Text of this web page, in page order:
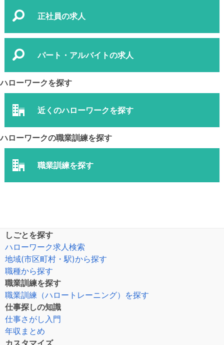
正社員の求人
パート・アルバイトの求人
ハローワークを探す
近くのハローワークを探す
ハローワークの職業訓練を探す
職業訓練を探す
しごとを探す
ハローワーク求人検索
地域(市区町村・駅)から探す
職種から探す
職業訓練を探す
職業訓練（ハロートレーニング）を探す
仕事探しの知識
仕事さがし入門
年収まとめ
カスタマイズ